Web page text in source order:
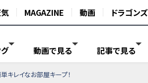
MAGAZINE 動画 ドラゴンズ
動画で見る 記事で見る
キレイなお部屋キープ！